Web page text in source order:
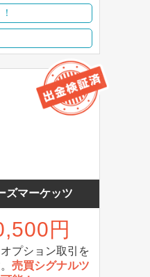
ズマーケッツ
円
プション取引を
売買シグナルツ